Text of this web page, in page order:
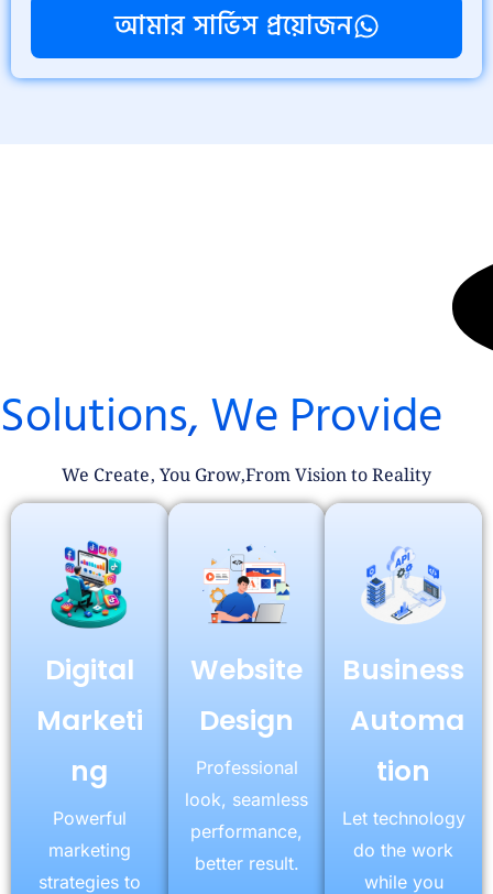
আমার সার্ভিস প্রয়োজন
Solutions, We Provide
We Create, You Grow,From Vision to Reality
Digital
Marketi
ng
Powerful
marketing
strategies to
Website
Design
Professional
look, seamless
performance,
better result.
Business
Automa
tion
Let technology
do the work
while you